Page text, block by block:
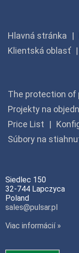
Hlavná stránka
Klientská oblasť
The protection of
Projekty na
Price List
Súbory na
Siedlec 150
32-744 Lapczyca
Poland
sales@pulsar.pl
Viac informácií »